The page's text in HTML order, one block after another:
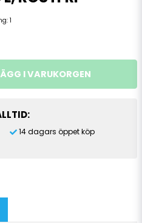
1
I VARUKORGEN
14 dagars öppet köp